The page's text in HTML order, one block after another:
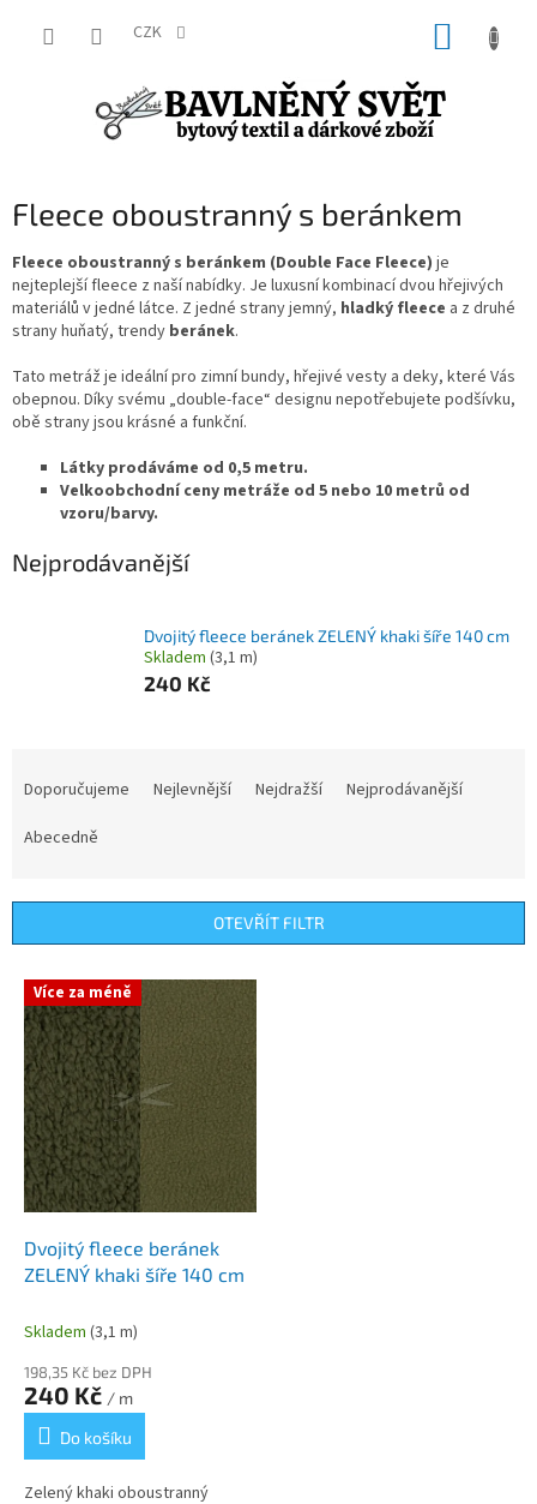
CZK
Fleece oboustranný s beránkem
Fleece oboustranný s beránkem (Double Face Fleece) je
nejteplejší fleece z naší nabídky. Je luxusní kombinací dvou hřejivých
materiálů v jedné látce. Z jedné strany jemný, hladký fleece a z druhé
strany huňatý, trendy beránek.
Tato metráž je ideální pro zimní bundy, hřejivé vesty a deky, které Vás
obepnou. Díky svému „double-face“ designu nepotřebujete podšívku,
obě strany jsou krásné a funkční.
Látky prodáváme od 0,5 metru.
Velkoobchodní ceny metráže od 5 nebo 10 metrů od
vzoru/barvy.
Nejprodávanější
Dvojitý fleece beránek ZELENÝ khaki šíře 140 cm
Skladem (3,1 m)
240 Kč
r
Doporučujeme Nejlevnější Nejdražší
Nejprodávanější
Abecedně
OTEVŘÍT FILTR
V
p
p
Více za méně
Dvojitý fleece beránek
ZELENÝ khaki šíře 140 cm
Skladem (3,1 m)
198,35 Kč bez DPH
240 Kč / m
Do košíku
Zelený khaki oboustranný